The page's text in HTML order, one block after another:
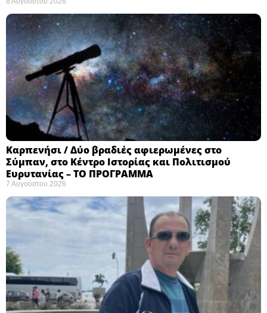
Καρπενήσι / Δύο βραδιές αφιερωμένες στο
Σύμπαν, στο Κέντρο Ιστορίας και Πολιτισμού
Ευρυτανίας – ΤΟ ΠΡΟΓΡΑΜΜΑ
7 Αυγούστου 2026